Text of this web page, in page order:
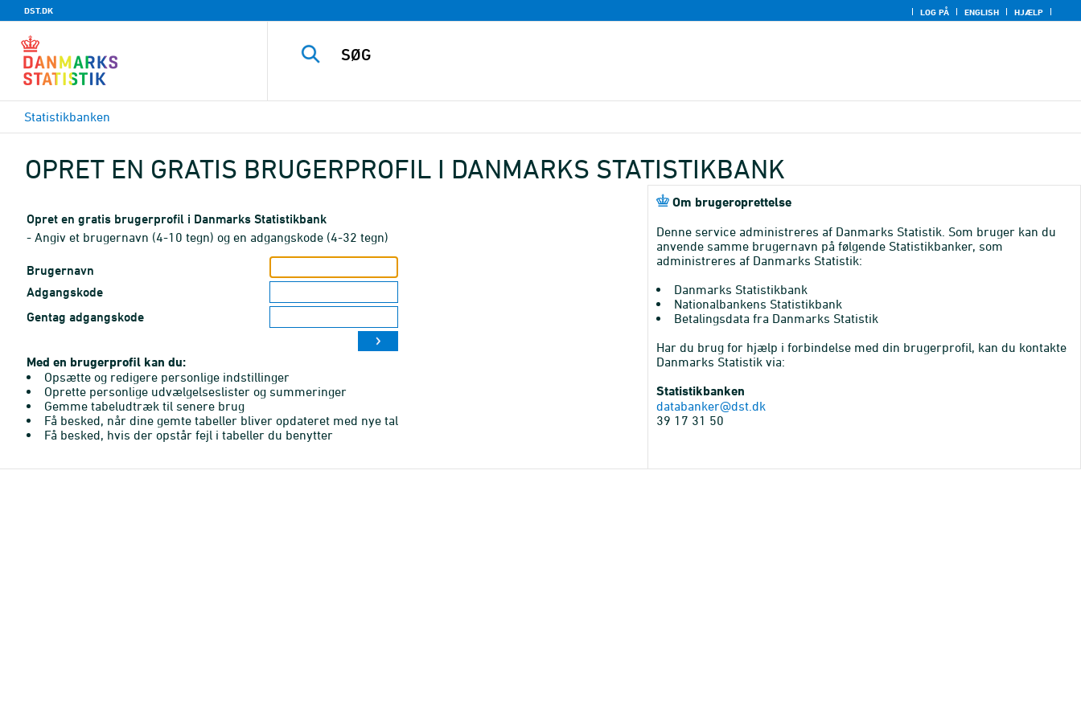
DST.DK LOG PÅ ENGLISH HJÆLP
Statistikbanken
OPRET EN GRATIS BRUGERPROFIL I DANMARKS STATISTIKBANK
Opret en gratis brugerprofil i Danmarks Statistikbank
- Angiv et brugernavn (4-10 tegn) og en adgangskode (4-32 tegn)
Brugernavn
Adgangskode
Gentag adgangskode
Med en brugerprofil kan du:
Opsætte og redigere personlige indstillinger
Oprette personlige udvælgelseslister og summeringer
Gemme tabeludtræk til senere brug
Få besked, når dine gemte tabeller bliver opdateret med nye tal
Få besked, hvis der opstår fejl i tabeller du benytter
Om brugeroprettelse
Denne service administreres af Danmarks Statistik. Som bruger kan du
anvende samme brugernavn på følgende Statistikbanker, som
administreres af Danmarks Statistik:
Danmarks Statistikbank
Nationalbankens Statistikbank
Betalingsdata fra Danmarks Statistik
Har du brug for hjælp i forbindelse med din brugerprofil, kan du kontakte
Danmarks Statistik via:
Statistikbanken
databanker@dst.dk
39 17 31 50